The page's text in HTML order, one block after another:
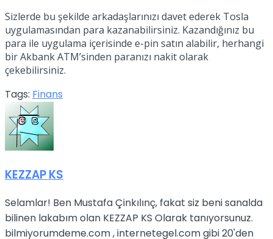
Sizlerde bu şekilde arkadaşlarınızı davet ederek Tosla
uygulamasından para kazanabilirsiniz. Kazandığınız bu
para ile uygulama içerisinde e-pin satın alabilir, herhangi
bir Akbank ATM’sinden paranızı nakit olarak
çekebilirsiniz.
Tags: Finans
KEZZAP KS
Selamlar! Ben Mustafa Çinkılınç, fakat siz beni sanalda
bilinen lakabım olan KEZZAP KS Olarak tanıyorsunuz.
bilmiyorumdeme.com , internetegel.com gibi 20'den